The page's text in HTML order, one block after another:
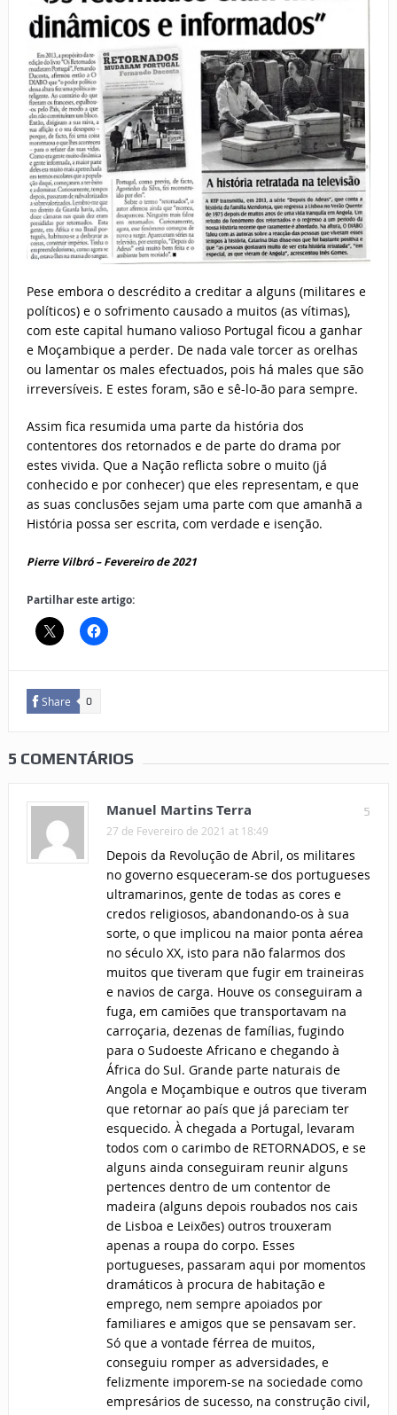
Pese embora o descrédito a creditar a alguns (militares e
políticos) e o sofrimento causado a muitos (as vítimas),
com este capital humano valioso Portugal ficou a ganhar
e Moçambique a perder. De nada vale torcer as orelhas
ou lamentar os males efectuados, pois há males que são
irreversíveis. E estes foram, são e sê-lo-ão para sempre.
Assim fica resumida uma parte da história dos
contentores dos retornados e de parte do drama por
estes vivida. Que a Nação reflicta sobre o muito (já
conhecido e por conhecer) que eles representam, e que
as suas conclusões sejam uma parte com que amanhã a
História possa ser escrita, com verdade e isenção.
Pierre Vilbró – Fevereiro de 2021
Partilhar este artigo:
Share 0
5 COMENTÁRIOS
5
Manuel Martins Terra
27 de Fevereiro de 2021 at 18:49
Depois da Revolução de Abril, os militares
no governo esqueceram-se dos portugueses
ultramarinos, gente de todas as cores e
credos religiosos, abandonando-os à sua
sorte, o que implicou na maior ponta aérea
no século XX, isto para não falarmos dos
muitos que tiveram que fugir em traineiras
e navios de carga. Houve os conseguiram a
fuga, em camiões que transportavam na
carroçaria, dezenas de famílias, fugindo
para o Sudoeste Africano e chegando à
África do Sul. Grande parte naturais de
Angola e Moçambique e outros que tiveram
que retornar ao país que já pareciam ter
esquecido. À chegada a Portugal, levaram
todos com o carimbo de RETORNADOS, e se
alguns ainda conseguiram reunir alguns
pertences dentro de um contentor de
madeira (alguns depois roubados nos cais
de Lisboa e Leixões) outros trouxeram
apenas a roupa do corpo. Esses
portugueses, passaram aqui por momentos
dramáticos à procura de habitação e
emprego, nem sempre apoiados por
familiares e amigos que se pensavam ser.
Só que a vontade férrea de muitos,
conseguiu romper as adversidades, e
felizmente imporem-se na sociedade como
empresários de sucesso, na construção civil,